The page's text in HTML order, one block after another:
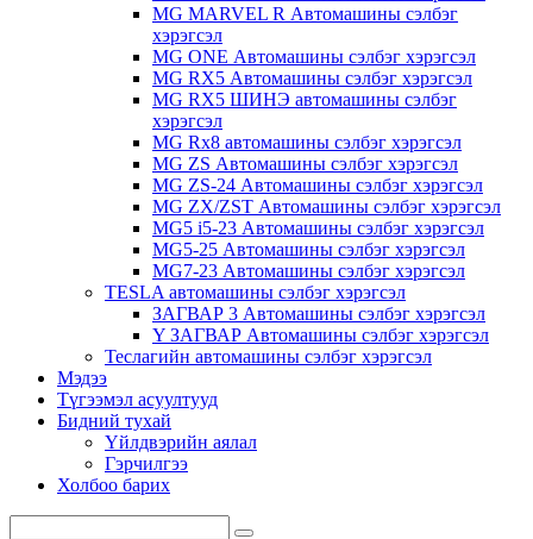
MG MARVEL R Автомашины сэлбэг
хэрэгсэл
MG ONE Автомашины сэлбэг хэрэгсэл
MG RX5 Автомашины сэлбэг хэрэгсэл
MG RX5 ШИНЭ автомашины сэлбэг
хэрэгсэл
MG Rx8 автомашины сэлбэг хэрэгсэл
MG ZS Автомашины сэлбэг хэрэгсэл
MG ZS-24 Автомашины сэлбэг хэрэгсэл
MG ZX/ZST Автомашины сэлбэг хэрэгсэл
MG5 i5-23 Автомашины сэлбэг хэрэгсэл
MG5-25 Автомашины сэлбэг хэрэгсэл
MG7-23 Автомашины сэлбэг хэрэгсэл
TESLA автомашины сэлбэг хэрэгсэл
ЗАГВАР 3 Автомашины сэлбэг хэрэгсэл
Y ЗАГВАР Автомашины сэлбэг хэрэгсэл
Теслагийн автомашины сэлбэг хэрэгсэл
Мэдээ
Түгээмэл асуултууд
Бидний тухай
Үйлдвэрийн аялал
Гэрчилгээ
Холбоо барих